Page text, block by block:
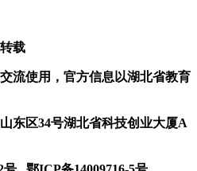
载
流使用，官方信息以湖北省教育
东区34号湖北省科技创业大厦A